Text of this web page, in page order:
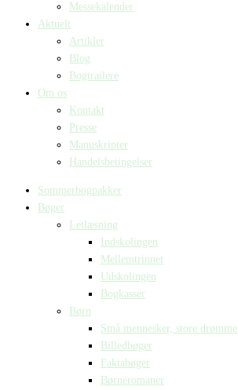
Messekalender
Aktuelt
Artikler
Blog
Bogtrailere
Om os
Kontakt
Presse
Manuskripter
Handelsbetingelser
Sommerbogpakker
Bøger
Letlæsning
Indskolingen
Mellemtrinnet
Udskolingen
Bogkasser
Børn
Små mennesker, store drømme
Billedbøger
Faktabøger
Børneromaner